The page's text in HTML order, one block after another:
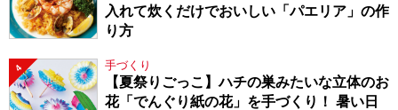
入れて炊くだけでおいしい「パエリア」の作
り方
4 手づくり
【夏祭りごっこ】ハチの巣みたいな立体のお
花「でんぐり紙の花」を手づくり！ 暑い日